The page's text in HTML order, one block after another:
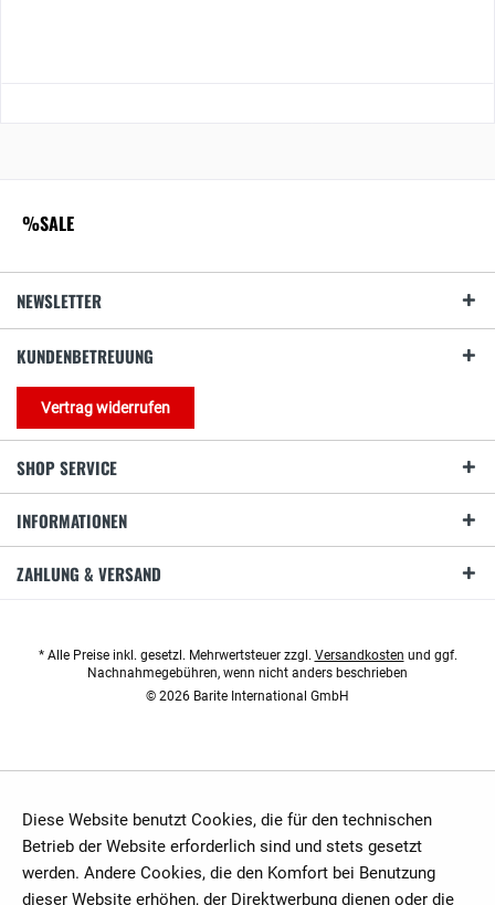
%SALE
NEWSLETTER
KUNDENBETREUUNG
Vertrag widerrufen
SHOP SERVICE
INFORMATIONEN
ZAHLUNG & VERSAND
* Alle Preise inkl. gesetzl. Mehrwertsteuer zzgl. Versandkosten und ggf.
Nachnahmegebühren, wenn nicht anders beschrieben
© 2026 Barite International GmbH
Diese Website benutzt Cookies, die für den technischen
Betrieb der Website erforderlich sind und stets gesetzt
werden. Andere Cookies, die den Komfort bei Benutzung
dieser Website erhöhen, der Direktwerbung dienen oder die